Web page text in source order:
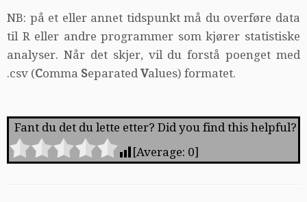
NB: på et eller annet tidspunkt må du overføre data
til R eller andre programmer som kjører statistiske
analyser. Når det skjer, vil du forstå poenget med
.csv (Comma SeparatedValues) formatet.
Fant du det du lette etter? Did you find this helpful?
[Average: 0]